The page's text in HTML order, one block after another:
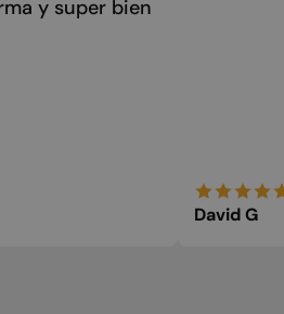
y super bien
David G